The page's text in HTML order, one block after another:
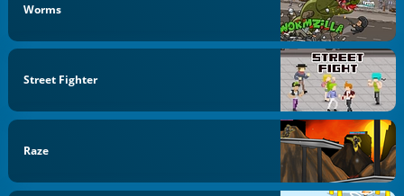
Worms
Street Fighter
Raze